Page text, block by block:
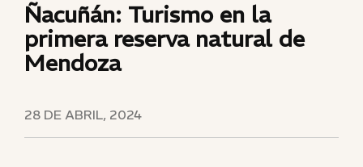
Ñacuñán: Turismo en la
primera reserva natural de
Mendoza
28 DE ABRIL, 2024